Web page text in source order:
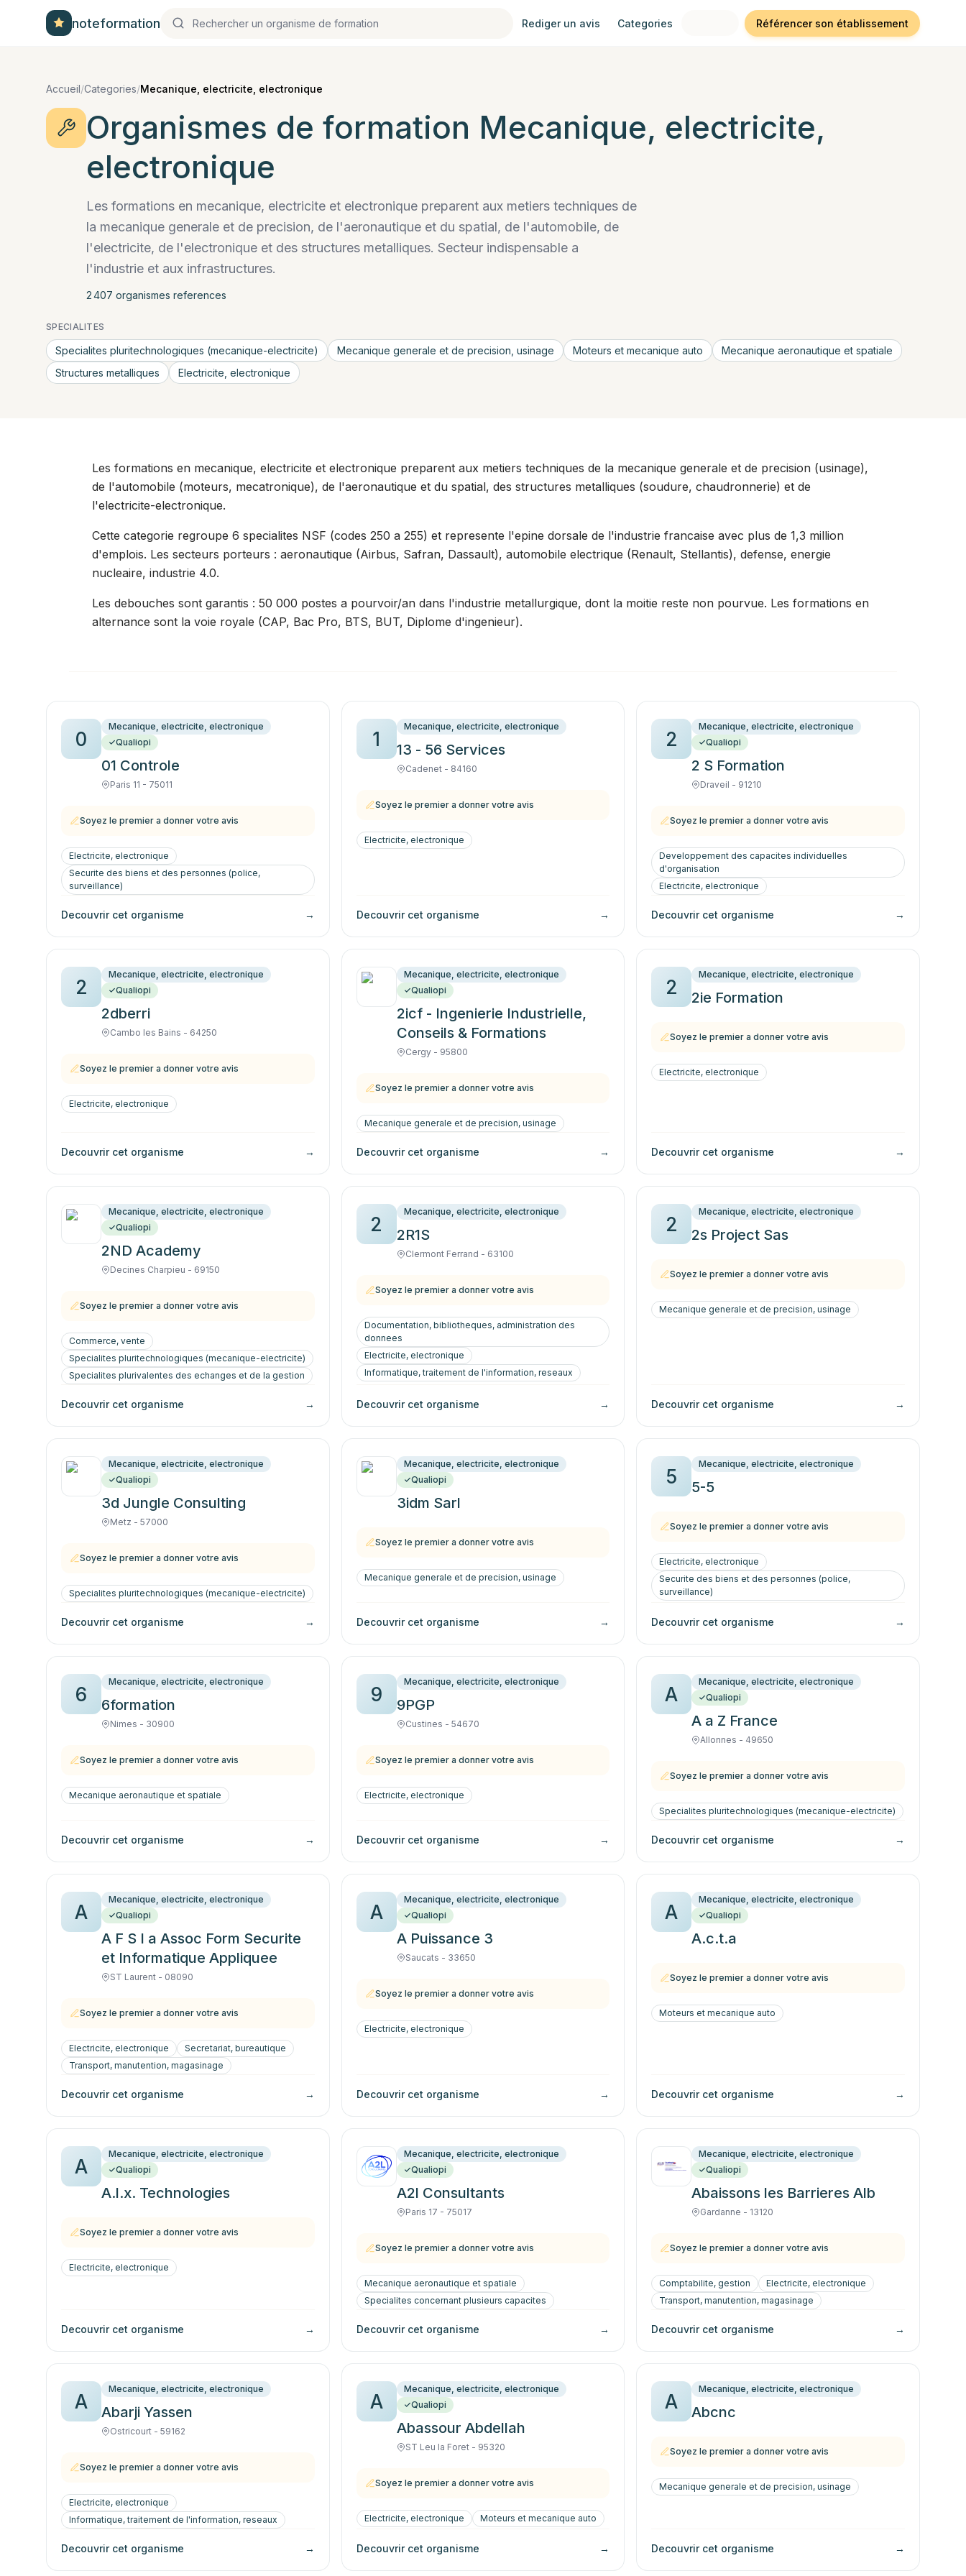
noteformation Rediger un avis Categories Référencer son établissement
Accueil/Categories/Mecanique, electricite, electronique
Organismes de formation Mecanique, electricite,
electronique
Les formations en mecanique, electricite et electronique preparent aux metiers techniques de
la mecanique generale et de precision, de l'aeronautique et du spatial, de l'automobile, de
l'electricite, de l'electronique et des structures metalliques. Secteur indispensable a
l'industrie et aux infrastructures.
2 407 organismes references
SPECIALITES
Specialites pluritechnologiques (mecanique-electricite) Mecanique generale et de precision, usinage Moteurs et mecanique auto
Mecanique aeronautique et spatiale
Structures metalliques
Electricite, electronique
Les formations en mecanique, electricite et electronique preparent aux metiers techniques de la mecanique generale et de precision (usinage),
de l'automobile (moteurs, mecatronique), de l'aeronautique et du spatial, des structures metalliques (soudure, chaudronnerie) et de
l'electricite-electronique.
Cette categorie regroupe 6 specialites NSF (codes 250 a 255) et represente l'epine dorsale de l'industrie francaise avec plus de 1,3 million
d'emplois. Les secteurs porteurs : aeronautique (Airbus, Safran, Dassault), automobile electrique (Renault, Stellantis), defense, energie
nucleaire, industrie 4.0.
Les debouches sont garantis : 50 000 postes a pourvoir/an dans l'industrie metallurgique, dont la moitie reste non pourvue. Les formations en
alternance sont la voie royale (CAP, Bac Pro, BTS, BUT, Diplome d'ingenieur).
0
Mecanique, electricite, electronique
Qualiopi
01 Controle
Paris 11 - 75011
Soyez le premier a donner votre avis
Electricite, electronique
Securite des biens et des personnes (police,
surveillance)
Decouvrir cet organisme →
1
Mecanique, electricite, electronique
13 - 56 Services
Cadenet - 84160
Soyez le premier a donner votre avis
Electricite, electronique
Decouvrir cet organisme →
2
Mecanique, electricite, electronique
Qualiopi
2 S Formation
Draveil - 91210
Soyez le premier a donner votre avis
Developpement des capacites individuelles
d'organisation
Electricite, electronique
Decouvrir cet organisme →
2
Mecanique, electricite, electronique
Qualiopi
2dberri
Cambo les Bains - 64250
Soyez le premier a donner votre avis
Electricite, electronique
Decouvrir cet organisme →
Mecanique, electricite, electronique
Qualiopi
2icf - Ingenierie Industrielle,
Conseils & Formations
Cergy - 95800
Soyez le premier a donner votre avis
Mecanique generale et de precision, usinage
Decouvrir cet organisme →
2
Mecanique, electricite, electronique
2ie Formation
Soyez le premier a donner votre avis
Electricite, electronique
Decouvrir cet organisme →
Mecanique, electricite, electronique
Qualiopi
2ND Academy
Decines Charpieu - 69150
Soyez le premier a donner votre avis
Commerce, vente
Specialites pluritechnologiques (mecanique-electricite)
Specialites plurivalentes des echanges et de la gestion
Decouvrir cet organisme →
2
Mecanique, electricite, electronique
2R1S
Clermont Ferrand - 63100
Soyez le premier a donner votre avis
Documentation, bibliotheques, administration des
donnees
Electricite, electronique
Informatique, traitement de l'information, reseaux
Decouvrir cet organisme →
2
Mecanique, electricite, electronique
2s Project Sas
Soyez le premier a donner votre avis
Mecanique generale et de precision, usinage
Decouvrir cet organisme →
Mecanique, electricite, electronique
Qualiopi
3d Jungle Consulting
Metz - 57000
Soyez le premier a donner votre avis
Specialites pluritechnologiques (mecanique-electricite)
Decouvrir cet organisme →
Mecanique, electricite, electronique
Qualiopi
3idm Sarl
Soyez le premier a donner votre avis
Mecanique generale et de precision, usinage
Decouvrir cet organisme →
5
Mecanique, electricite, electronique
5-5
Soyez le premier a donner votre avis
Electricite, electronique
Securite des biens et des personnes (police,
surveillance)
Decouvrir cet organisme →
6
Mecanique, electricite, electronique
6formation
Nimes - 30900
Soyez le premier a donner votre avis
Mecanique aeronautique et spatiale
Decouvrir cet organisme →
9
Mecanique, electricite, electronique
9PGP
Custines - 54670
Soyez le premier a donner votre avis
Electricite, electronique
Decouvrir cet organisme →
A
Mecanique, electricite, electronique
Qualiopi
A a Z France
Allonnes - 49650
Soyez le premier a donner votre avis
Specialites pluritechnologiques (mecanique-electricite)
Decouvrir cet organisme →
A
Mecanique, electricite, electronique
Qualiopi
A F S I a Assoc Form Securite
et Informatique Appliquee
ST Laurent - 08090
Soyez le premier a donner votre avis
Electricite, electronique
Secretariat, bureautique
Transport, manutention, magasinage
Decouvrir cet organisme →
A
Mecanique, electricite, electronique
Qualiopi
A Puissance 3
Saucats - 33650
Soyez le premier a donner votre avis
Electricite, electronique
Decouvrir cet organisme →
A
Mecanique, electricite, electronique
Qualiopi
A.c.t.a
Soyez le premier a donner votre avis
Moteurs et mecanique auto
Decouvrir cet organisme →
A
Mecanique, electricite, electronique
Qualiopi
A.l.x. Technologies
Soyez le premier a donner votre avis
Electricite, electronique
Decouvrir cet organisme →
Mecanique, electricite, electronique
Qualiopi
A2l Consultants
Paris 17 - 75017
Soyez le premier a donner votre avis
Mecanique aeronautique et spatiale
Specialites concernant plusieurs capacites
Decouvrir cet organisme →
Mecanique, electricite, electronique
Qualiopi
Abaissons les Barrieres Alb
Gardanne - 13120
Soyez le premier a donner votre avis
Comptabilite, gestion
Electricite, electronique
Transport, manutention, magasinage
Decouvrir cet organisme →
A
Mecanique, electricite, electronique
Abarji Yassen
Ostricourt - 59162
Soyez le premier a donner votre avis
Electricite, electronique
Informatique, traitement de l'information, reseaux
Decouvrir cet organisme →
A
Mecanique, electricite, electronique
Qualiopi
Abassour Abdellah
ST Leu la Foret - 95320
Soyez le premier a donner votre avis
Electricite, electronique Moteurs et mecanique auto
Decouvrir cet organisme →
A
Mecanique, electricite, electronique
Abcnc
Soyez le premier a donner votre avis
Mecanique generale et de precision, usinage
Decouvrir cet organisme →